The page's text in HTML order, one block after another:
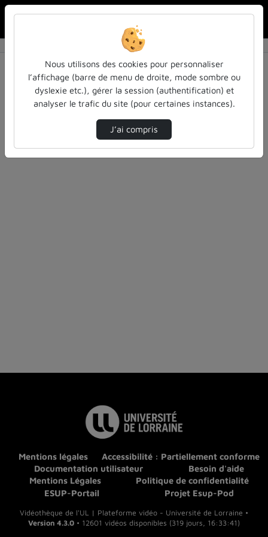
Résultats de la recherche
Filtres actifs (cliquer pour en retirer) :
evenement
evenements informatique
Mentions légales
Accessibilité : Partiellement conforme
Documentation utilisateur
Besoin d'aide
Mentions Légales
Politique de confidentialité
ESUP-Portail
Projet Esup-Pod
Vidéothèque de l'UL | Plateforme vidéo - Université de Lorraine •
Version 4.3.0 • 12601 vidéos disponibles (319 jours, 16:33:41)
Nous utilisons des cookies pour personnaliser
l’affichage (barre de menu de droite, mode sombre ou
dyslexie etc.), gérer la session (authentification) et
analyser le trafic du site (pour certaines instances).
J’ai compris